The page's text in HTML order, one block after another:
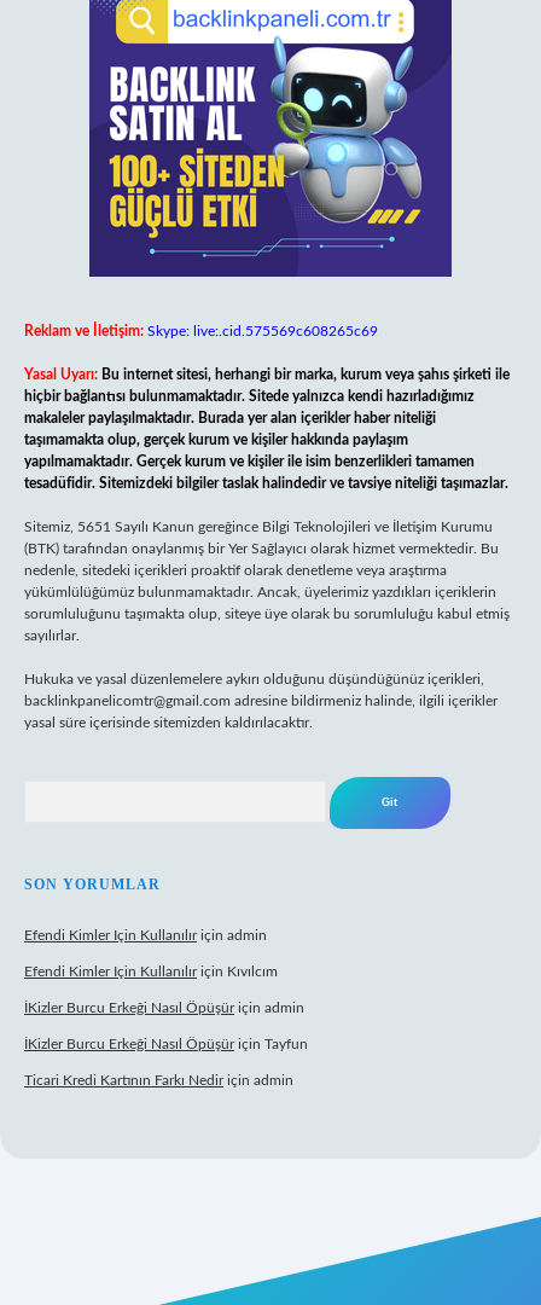
Reklam ve İletişim: Skype: live:.cid.575569c608265c69
Yasal Uyarı: Bu internet sitesi, herhangi bir marka, kurum veya şahıs şirketi ile
hiçbir bağlantısı bulunmamaktadır. Sitede yalnızca kendi hazırladığımız
makaleler paylaşılmaktadır. Burada yer alan içerikler haber niteliği
taşımamakta olup, gerçek kurum ve kişiler hakkında paylaşım
yapılmamaktadır. Gerçek kurum ve kişiler ile isim benzerlikleri tamamen
tesadüfidir. Sitemizdeki bilgiler taslak halindedir ve tavsiye niteliği taşımazlar.
Sitemiz, 5651 Sayılı Kanun gereğince Bilgi Teknolojileri ve İletişim Kurumu
(BTK) tarafından onaylanmış bir Yer Sağlayıcı olarak hizmet vermektedir. Bu
nedenle, sitedeki içerikleri proaktif olarak denetleme veya araştırma
yükümlülüğümüz bulunmamaktadır. Ancak, üyelerimiz yazdıkları içeriklerin
sorumluluğunu taşımakta olup, siteye üye olarak bu sorumluluğu kabul etmiş
sayılırlar.
Hukuka ve yasal düzenlemelere aykırı olduğunu düşündüğünüz içerikleri,
backlinkpanelicomtr@gmail.com adresine bildirmeniz halinde, ilgili içerikler
yasal süre içerisinde sitemizden kaldırılacaktır.
SON YORUMLAR
Efendi Kimler Için Kullanılıriçin admin
Efendi Kimler Için Kullanılıriçin Kıvılcım
İKizler Burcu Erkeği Nasıl Öpüşüriçin admin
İKizler Burcu Erkeği Nasıl Öpüşüriçin Tayfun
Ticari Kredi Kartının Farkı Nediriçin admin